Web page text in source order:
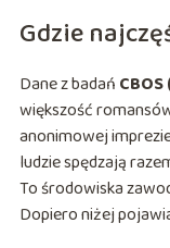
Gdzie
Dane z badań
większość
anonimowej
ludzie spędzają
To środowiska
Dopiero niżej